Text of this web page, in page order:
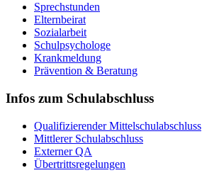
Sprechstunden
Elternbeirat
Sozialarbeit
Schulpsychologe
Krankmeldung
Prävention & Beratung
Infos zum Schulabschluss
Qualifizierender Mittelschulabschluss
Mittlerer Schulabschluss
Externer QA
Übertrittsregelungen